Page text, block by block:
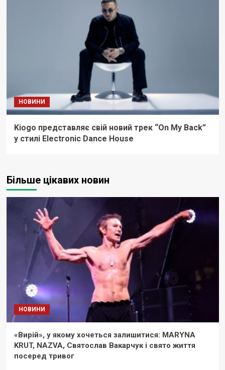
НОВИНИ
Kiogo представляє свій новий трек “On My Back”
у стилі Electronic Dance House
Більше цікавих новин
НОВИНИ
«Вирій», у якому хочеться залишитися: MARYNA
KRUT, NAZVA, Святослав Вакарчук і свято життя
посеред тривог